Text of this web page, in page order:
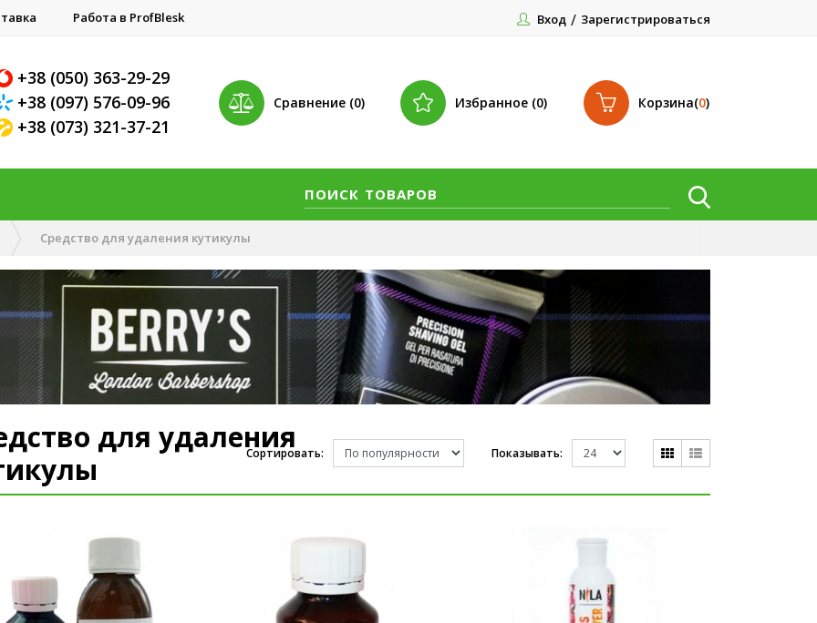
Работа в ProfBlesk Вход Зарегистрироваться
+38 (050) 363-29-29
+38 (097) 576-09-96
+38 (073) 321-37-21
Сравнение (0) Избранное (0) Корзина(0)
Средство для удаления кутикулы
для удаления
Сортировать: Показывать: